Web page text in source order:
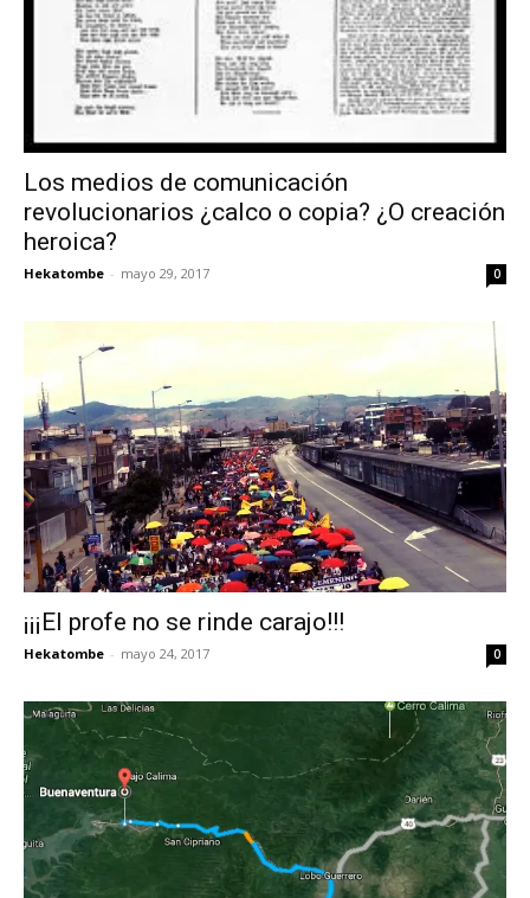
Los medios de comunicación
revolucionarios ¿calco o copia? ¿O creación
heroica?
Hekatombe - mayo 29, 2017 0
¡¡¡El profe no se rinde carajo!!!
Hekatombe - mayo 24, 2017 0